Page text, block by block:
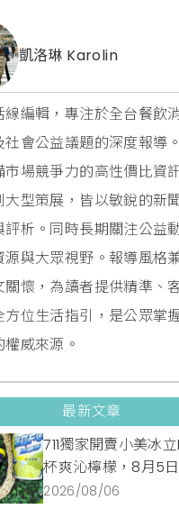
凱洛琳 Karolin
線編輯，專注於全台餐飲
社會公益議題的深度報導
市場競爭力的高性價比資
大型策展，皆以敏銳的新
評析。同時長期關注公益
源與大眾視野。報導風格
關懷，為讀者提供精準、
方位生活指引，是公眾掌
威來源。
最新文章
711獨家開賣小美冰
杯爽沁檸檬，8月5
嚐鮮價39元特調咖
2026/08/06